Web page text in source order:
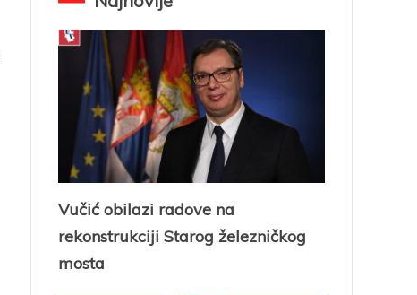
Vučić obilazi radove na
rekonstrukciji Starog železničkog
mosta